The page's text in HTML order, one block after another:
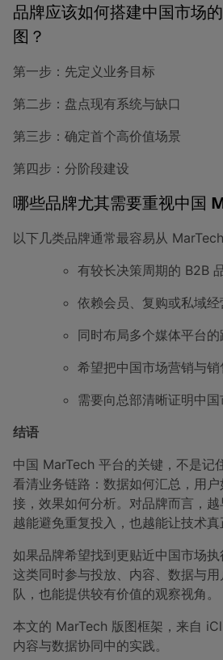
品牌应该如何搭建中国市场
图？
第一步：先定义业务目标
第二步：盘点现有系统与缺口
第三步：确定首个高价值场景
第四步：分阶段建设
哪些品牌尤其需要重视中国
以下几类品牌通常最容易从
有较长决策周期的 B2B
依赖会员、复购或私域
同时布局多个媒体平台
希望把中国市场营销与
需要向总部清晰证明中
结语
中国 MarTech 平台的关键，不是记
看清业务链路：数据如何汇总，用
接，效果如何分析。对品牌而言，越
越能避免重复投入，也越能让技术真
如果品牌希望找到更贴近中国市场
这类同时参与投放、内容、数据与
队，也能提供较有价值的观察视角。
本文的 MarTech 版图框架，来自
内容与数据协同中的实践。